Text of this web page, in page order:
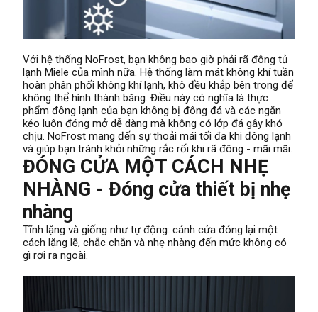
Với hệ thống NoFrost, bạn không bao giờ phải rã đông tủ
lạnh Miele của mình nữa. Hệ thống làm mát không khí tuần
hoàn phân phối không khí lạnh, khô đều khắp bên trong để
không thể hình thành băng. Điều này có nghĩa là thực
phẩm đông lạnh của bạn không bị đông đá và các ngăn
kéo luôn đóng mở dễ dàng mà không có lớp đá gây khó
chịu. NoFrost mang đến sự thoải mái tối đa khi đông lạnh
và giúp bạn tránh khỏi những rắc rối khi rã đông - mãi mãi.
ĐÓNG CỬA MỘT CÁCH NHẸ
NHÀNG - Đóng cửa thiết bị nhẹ
nhàng
Tĩnh lặng và giống như tự động: cánh cửa đóng lại một
cách lặng lẽ, chắc chắn và nhẹ nhàng đến mức không có
gì rơi ra ngoài.